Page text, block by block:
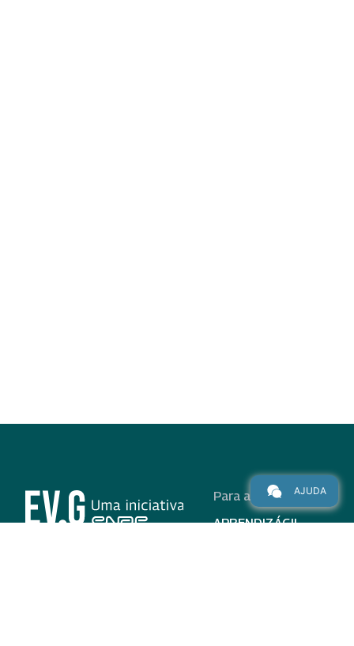
Para alunos
APRENDIZÁGIL
AJUDA